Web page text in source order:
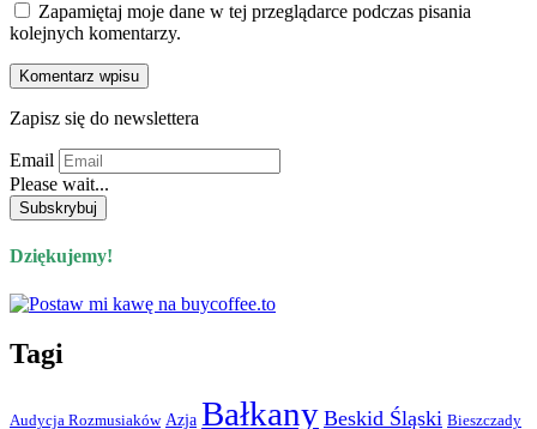
Zapamiętaj moje dane w tej przeglądarce podczas pisania
kolejnych komentarzy.
Zapisz się do newslettera
Email
Please wait...
Dziękujemy!
Tagi
Audycja Rozmusiaków Azja Bałkany Beskid Śląski Bieszczady